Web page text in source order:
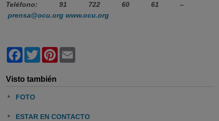
Teléfono: 91 722 60 61 –
prensa@ocu.org www.ocu.org
Facebook
TwitterPinterest
Visto también
FOTO
ESTAR EN CONTACTO